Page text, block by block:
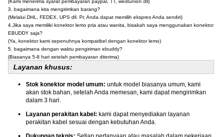
(Kami menerima syarat pembayaran paypal, TT, westunion dll)
3. bagaimana kita mengirimkan barang?
(Melalui DHL, FEDEX, UPS dll. Pr, Anda dapat memilih ekspres Anda sendiri)
4.Jika saya memiliki konektor lemo pria atau wanita, bisakah saya menggunakan konektor
EBUDDY saja?
(Ya, konektor kami sepenuhnya kompatibel dengan konektor lemo)
5. bagaimana dengan waktu pengiriman ebuddy?
(Biasanya 5-8 hari setelah pembayaran diterima)
Layanan khusus:
Stok konektor model umum: untuk model biasanya umum, kami
akan stok bahan, setelah Anda memesan, kami dapat mengirimkan
dalam 3 hari.
Layanan perakitan kabel: kami dapat menyediakan layanan
perakitan kabel sesuai dengan kebutuhan Anda.